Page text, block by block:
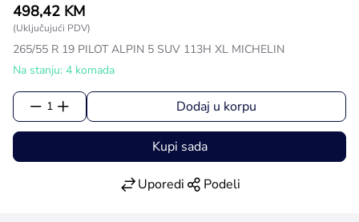
498,42 KM
(Uključujući PDV)
265/55 R 19 PILOT ALPIN 5 SUV 113H XL MICHELIN
Na stanju: 4 komada
1 Dodaj u korpu
Kupi sada
Uporedi Podeli